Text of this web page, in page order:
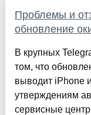
Проблемы и
обновление
В крупных
том, что
выводит iPhone
утверждениям
сервисные